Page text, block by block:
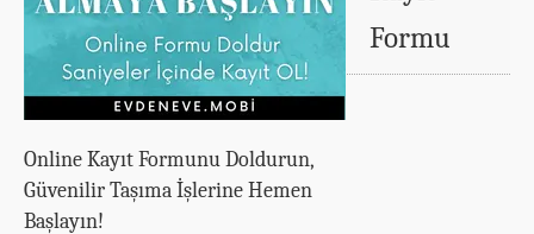
Formu
Online Kayıt Formunu Doldurun,
Güvenilir Taşıma İşlerine Hemen
Başlayın!